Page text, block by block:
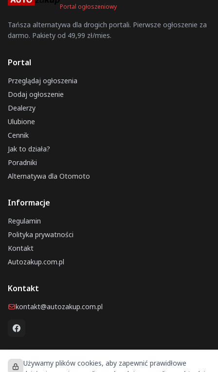
Portal ogłoszeniowy
Tańsza alternatywa dla drogich portali. Pierwsze ogłoszenie za
darmo. Pakiety od 49,99 zł/mies.
Portal
Przeglądaj ogłoszenia
Dodaj ogłoszenie
Dealerzy
Ulubione
Cennik
Jak to działa?
Poradniki
Alternatywa dla Otomoto
Informacje
Regulamin
Polityka prywatności
Kontakt
Autozakup.com.pl
Kontakt
kontakt@autozakup.com.pl
Używamy plików cookies, aby zapewnić prawidłowe